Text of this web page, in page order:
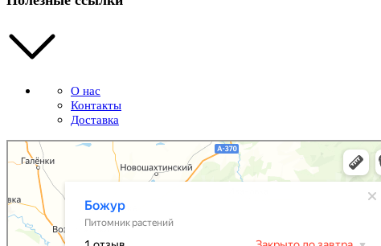
О нас
Контакты
Доставка
Божур
Питомник растений в Приморском крае